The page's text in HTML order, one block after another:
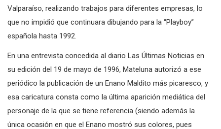
Regresó a Chile en 1984, radicándose en la Región de
Valparaíso, realizando trabajos para diferentes empresas, lo
que no impidió que continuara dibujando para la “Playboy”
En una entrevista concedida al diario Las Últimas Noticias en
su edición del 19 de mayo de 1996, Mateluna autorizó a ese
periódico la publicación de un Enano Maldito más picaresco, y
esa caricatura consta como la última aparición mediática del
personaje de la que se tiene referencia (siendo además la